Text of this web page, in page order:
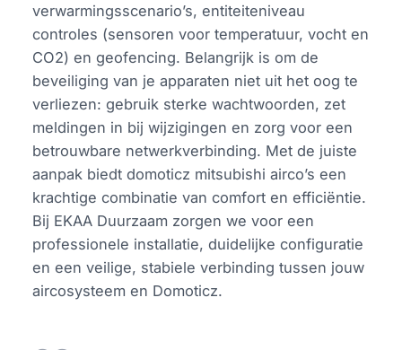
verwarmingsscenario’s, entiteiteniveau
controles (sensoren voor temperatuur, vocht en
CO2) en geofencing. Belangrijk is om de
beveiliging van je apparaten niet uit het oog te
verliezen: gebruik sterke wachtwoorden, zet
meldingen in bij wijzigingen en zorg voor een
betrouwbare netwerkverbinding. Met de juiste
aanpak biedt domoticz mitsubishi airco’s een
krachtige combinatie van comfort en efficiëntie.
Bij EKAA Duurzaam zorgen we voor een
professionele installatie, duidelijke configuratie
en een veilige, stabiele verbinding tussen jouw
aircosysteem en Domoticz.